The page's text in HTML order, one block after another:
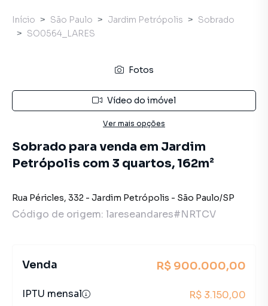
Início São Paulo Jardim Petrópolis
Sobrado
SO0564_LARES
Fotos
Vídeo do imóvel
Ver mais opções
Sobrado para venda em Jardim
Petrópolis com 3 quartos, 162m²
Rua Péricles, 332 - Jardim Petrópolis - São Paulo/SP
Código de origem: lareseandares#NRTCV
Venda R$ 900.000,00
IPTU mensal R$ 3.150,00